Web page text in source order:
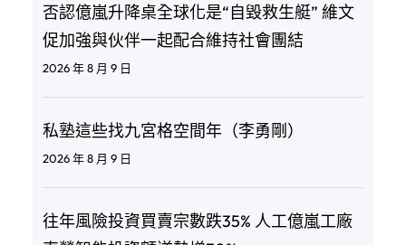
否認億嵐升降桌全球化是“自毀救生艇” 維文
促加強與伙伴一起配合維持社會團結
2026 年 8 月 9 日
私塾這些找九宮格空間年（李勇剛）
2026 年 8 月 9 日
往年風險投資買賣宗數跌35% 人工億嵐工廠